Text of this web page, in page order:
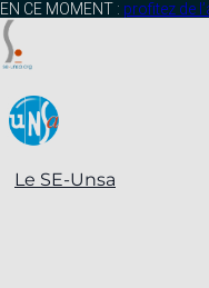
principal
EN CE MOMENT : profitez de
Le SE-Unsa